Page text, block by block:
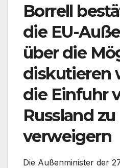
Borrell
die EU-
über die
diskutieren
die Einfuhr
Russland zu
verweigern
Die Außenminister der